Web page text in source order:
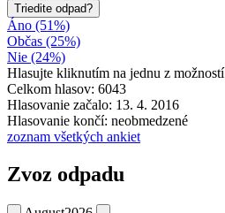
Triedite odpad?
Áno (51%)
Občas (25%)
Nie (24%)
Hlasujte kliknutím na jednu z možností
Celkom hlasov: 6043
Hlasovanie začalo: 13. 4. 2016
Hlasovanie končí: neobmedzené
zoznam všetkých ankiet
Zvoz odpadu